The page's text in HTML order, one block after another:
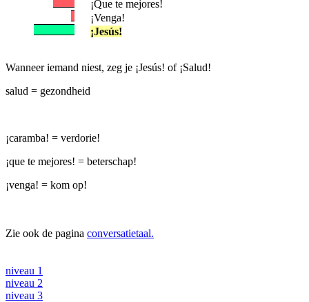
¡Que te mejores!
¡Venga!
¡Jesús!
Wanneer iemand niest, zeg je ¡Jesús! of ¡Salud!
salud = gezondheid
¡caramba! = verdorie!
¡que te mejores! = beterschap!
¡venga! = kom op!
Zie ook de pagina conversatietaal.
niveau 1
niveau 2
niveau 3